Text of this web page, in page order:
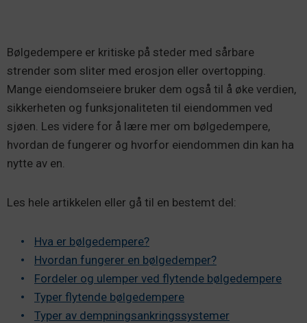
Bølgedempere er kritiske på steder med sårbare
strender som sliter med erosjon eller overtopping.
Mange eiendomseiere bruker dem også til å øke verdien,
sikkerheten og funksjonaliteten til eiendommen ved
sjøen. Les videre for å lære mer om bølgedempere,
hvordan de fungerer og hvorfor eiendommen din kan ha
nytte av en.
Les hele artikkelen eller gå til en bestemt del:
Hva er bølgedempere?
Hvordan fungerer en bølgedemper?
Fordeler og ulemper ved flytende bølgedempere
Typer flytende bølgedempere
Typer av dempningsankringssystemer